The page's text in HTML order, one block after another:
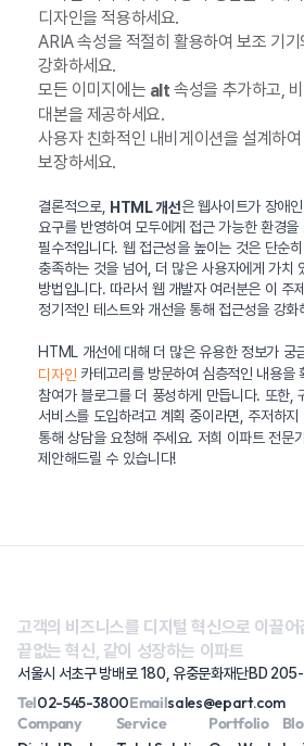
디자인을 적용하세요.
ARIA 속성을 적절히 활용하여 보조 기
강화하세요.
모든 이미지에는 alt 속성을 추가하고,
대본을 제공하세요.
사용자 친화적인 내비게이션을 설계하
보장하세요.
결론적으로, HTML 개선은 웹사이트가 장애
요구를 반영하여 모두에게 접근 가능한 환경을
필수적입니다. 웹 접근성을 높이는 것은 단순
충족하는 것을 넘어, 더 많은 사용자에게 가치
방법입니다. 따라서 웹 개발자 여러분은 이 주
정기적인 테스트와 개선을 통해 접근성을 강화
HTML 개선에 대해 더 많은 유용한 정보가 궁
디자인 카테고리를 방문하여 심층적인 내용을
참여가 블로그를 더 풍성하게 만듭니다. 또한,
서비스를 도입하려고 계획 중이라면, 주저하지
통해 상담을 요청해 주세요. 저희 이파트 전문
제안해드릴 수 있습니다!
고객의 비즈니스를 디지털 혁신으로 이끌어
끝없는 혁신, 같이 성장하는 이파트
서울시 서초구 방배로 180, 유중문화재단BD
Tel02-545-3800Emailsales@epart.com
Company
Service
Portfolio